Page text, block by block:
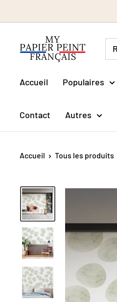
au
Accueil Populaires
Contact Autres
Accueil Tous les produits